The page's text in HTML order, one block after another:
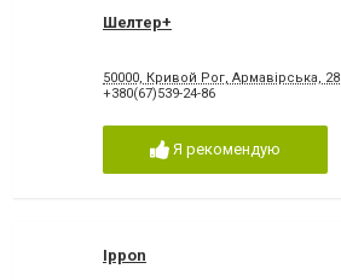
Шелтер+
50000, Кривой Рог, Армавірська, 28
+380(67)539-24-86
Я рекомендую
Ippon